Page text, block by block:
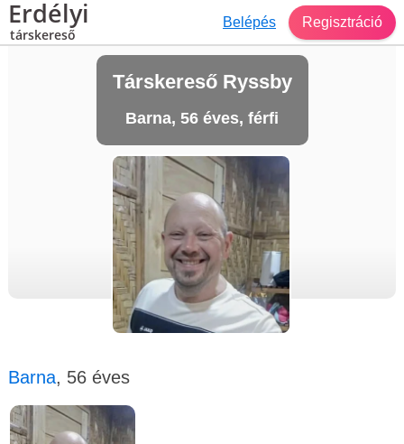
Erdélyi
társkereső
Belépés Regisztráció
Társkereső Ryssby
Barna, 56 éves, férfi
Barna, 56 éves